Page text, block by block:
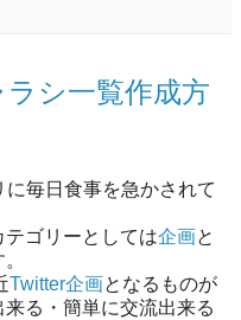
シ一覧作成方
に毎日食事を急かされて
ゴリーとしては企画と
Twitter企画となるものが
る・簡単に交流出来る